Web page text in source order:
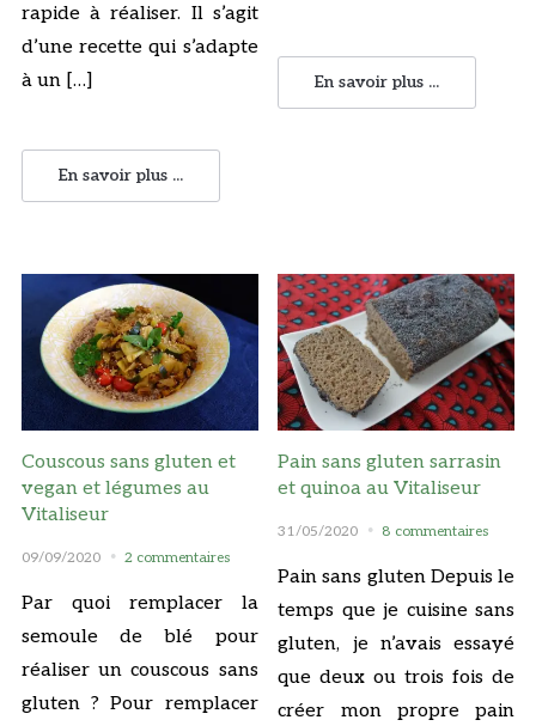
rapide à réaliser. Il s’agit
d’une recette qui s’adapte
à un […]
En savoir plus ...
En savoir plus ...
Couscous sans gluten et
vegan et légumes au
Vitaliseur
09/09/2020 2 commentaires
Par quoi remplacer la
semoule de blé pour
réaliser un couscous sans
gluten ? Pour remplacer
Pain sans gluten sarrasin
et quinoa au Vitaliseur
31/05/2020 8 commentaires
Pain sans gluten Depuis le
temps que je cuisine sans
gluten, je n’avais essayé
que deux ou trois fois de
créer mon propre pain